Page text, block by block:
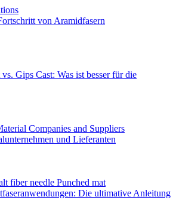
von Aramidfasern
Gips Cast: Was ist besser für die
und Lieferanten
Die ultimative Anleitung